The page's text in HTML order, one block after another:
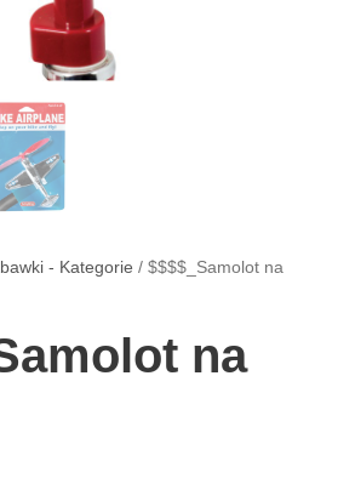
- Kategorie / $$$$_Samolot na
na